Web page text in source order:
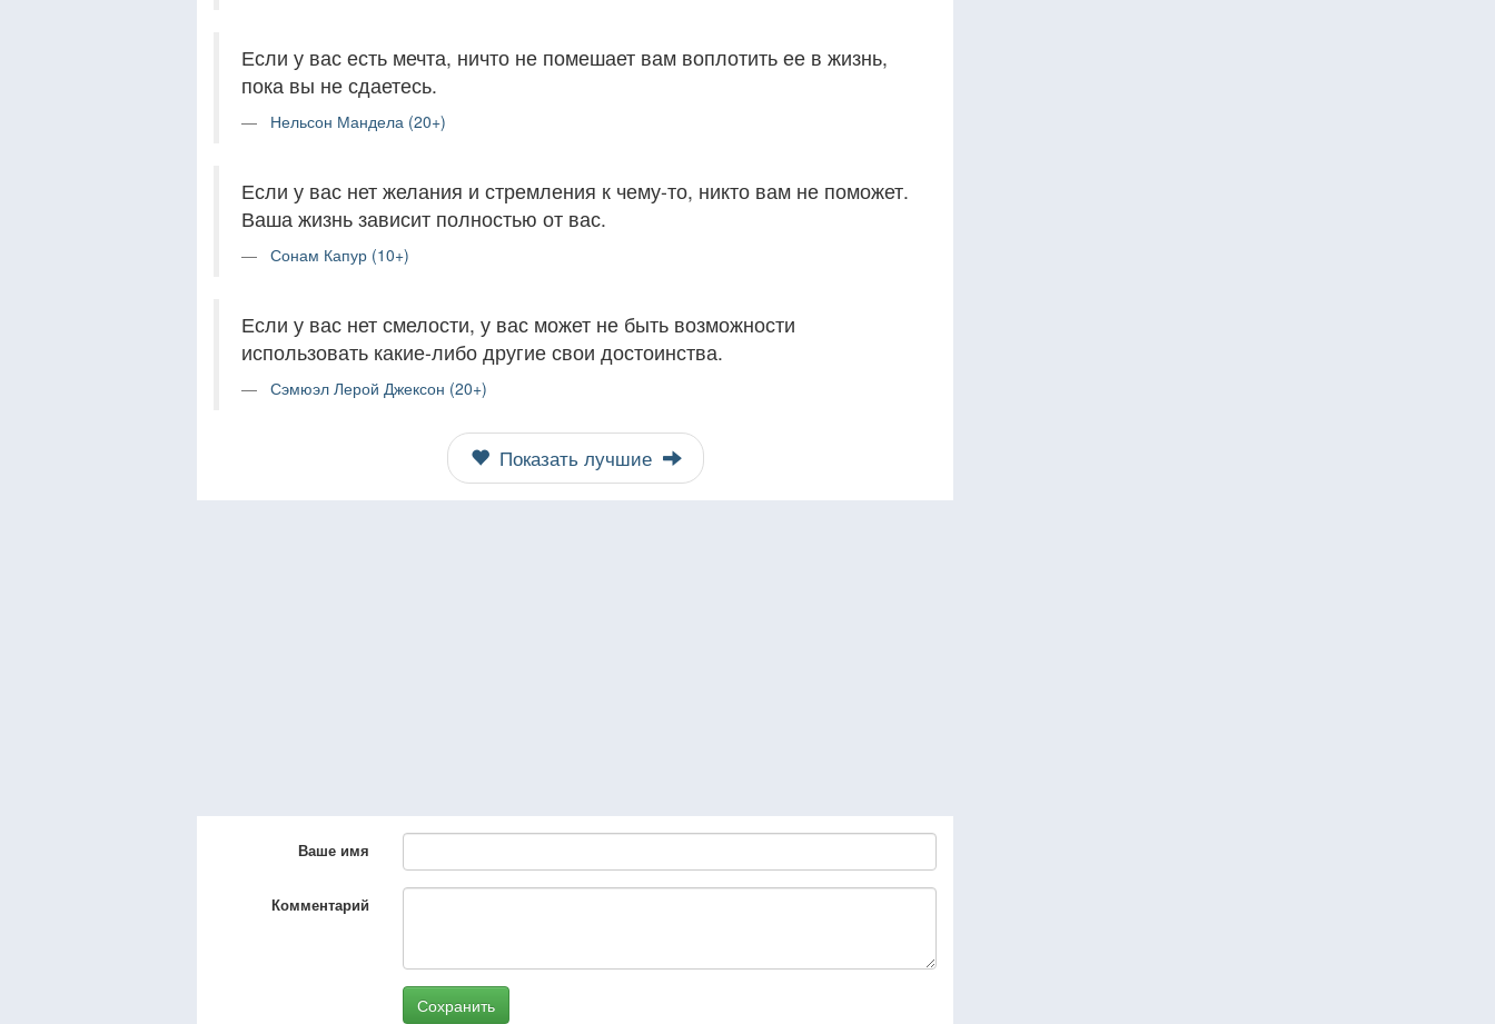
Если у вас есть мечта, ничто не помешает вам воплотить ее в жизнь,
пока вы не сдаетесь.
Нельсон Мандела (20+)
Если у вас нет желания и стремления к чему-то, никто вам не поможет.
Ваша жизнь зависит полностью от вас.
Сонам Капур (10+)
Если у вас нет смелости, у вас может не быть возможности
использовать какие-либо другие свои достоинства.
Сэмюэл Лерой Джексон (20+)
Показать лучшие
Ваше имя
Комментарий
Сохранить